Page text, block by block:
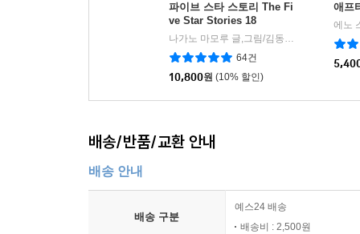
파이브 스타 스토리 The Fi
ve Star Stories 18
나가노 마모루 글,그림/김동욱 역
서울미디
64건
10,800원 (10% 할인)
애프
에노
배송/반품/교환 안내
배송 안내
배송 구분
예스24 배송
배송비 : 2,500원